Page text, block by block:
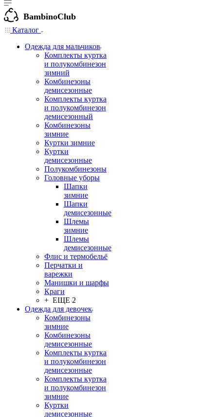
BambinoClub
Каталог
Одежда для мальчиков
Комплекты куртка
и полукомбинезон
зимний
Комбинезоны
демисезонные
Комплекты куртка
и полукомбинезон
демисезонный
Комбинезоны
зимние
Куртки зимние
Куртки
демисезонные
Полукомбинезоны
Головные уборы
Шапки
зимние
Шапки
демисезонные
Шлемы
зимние
Шлемы
демисезонные
Флис и термобельё
Перчатки и
варежки
Манишки и шарфы
Краги
+ ЕЩЕ 2
Одежда для девочек
Комбинезоны
зимние
Комбинезоны
демисезонные
Комплекты куртка
и полукомбинезон
демисезонные
Комплекты куртка
и полукомбинезон
зимние
Куртки
демисезонные